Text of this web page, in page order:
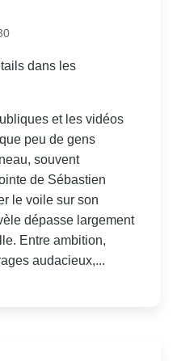
dans les
et les vidéos
peu de gens
souvent
de Sébastien
le voile sur son
dépasse largement
Entre ambition,
audacieux,...